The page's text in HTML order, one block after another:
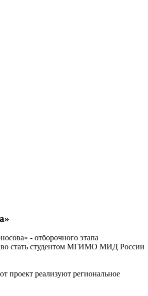
- отборочного этапа
стать студентом МГИМО МИД России
проект реализуют региональное